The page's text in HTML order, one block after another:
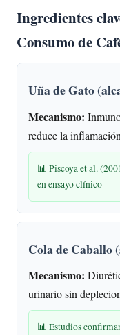
Ingredientes
Consumo de
Uña de Gato
Mecanismo:
reduce la
📊 Piscoya et al.
en ensayo clínico
Cola de Caballo
Mecanismo:
urinario sin
📊 Estudios